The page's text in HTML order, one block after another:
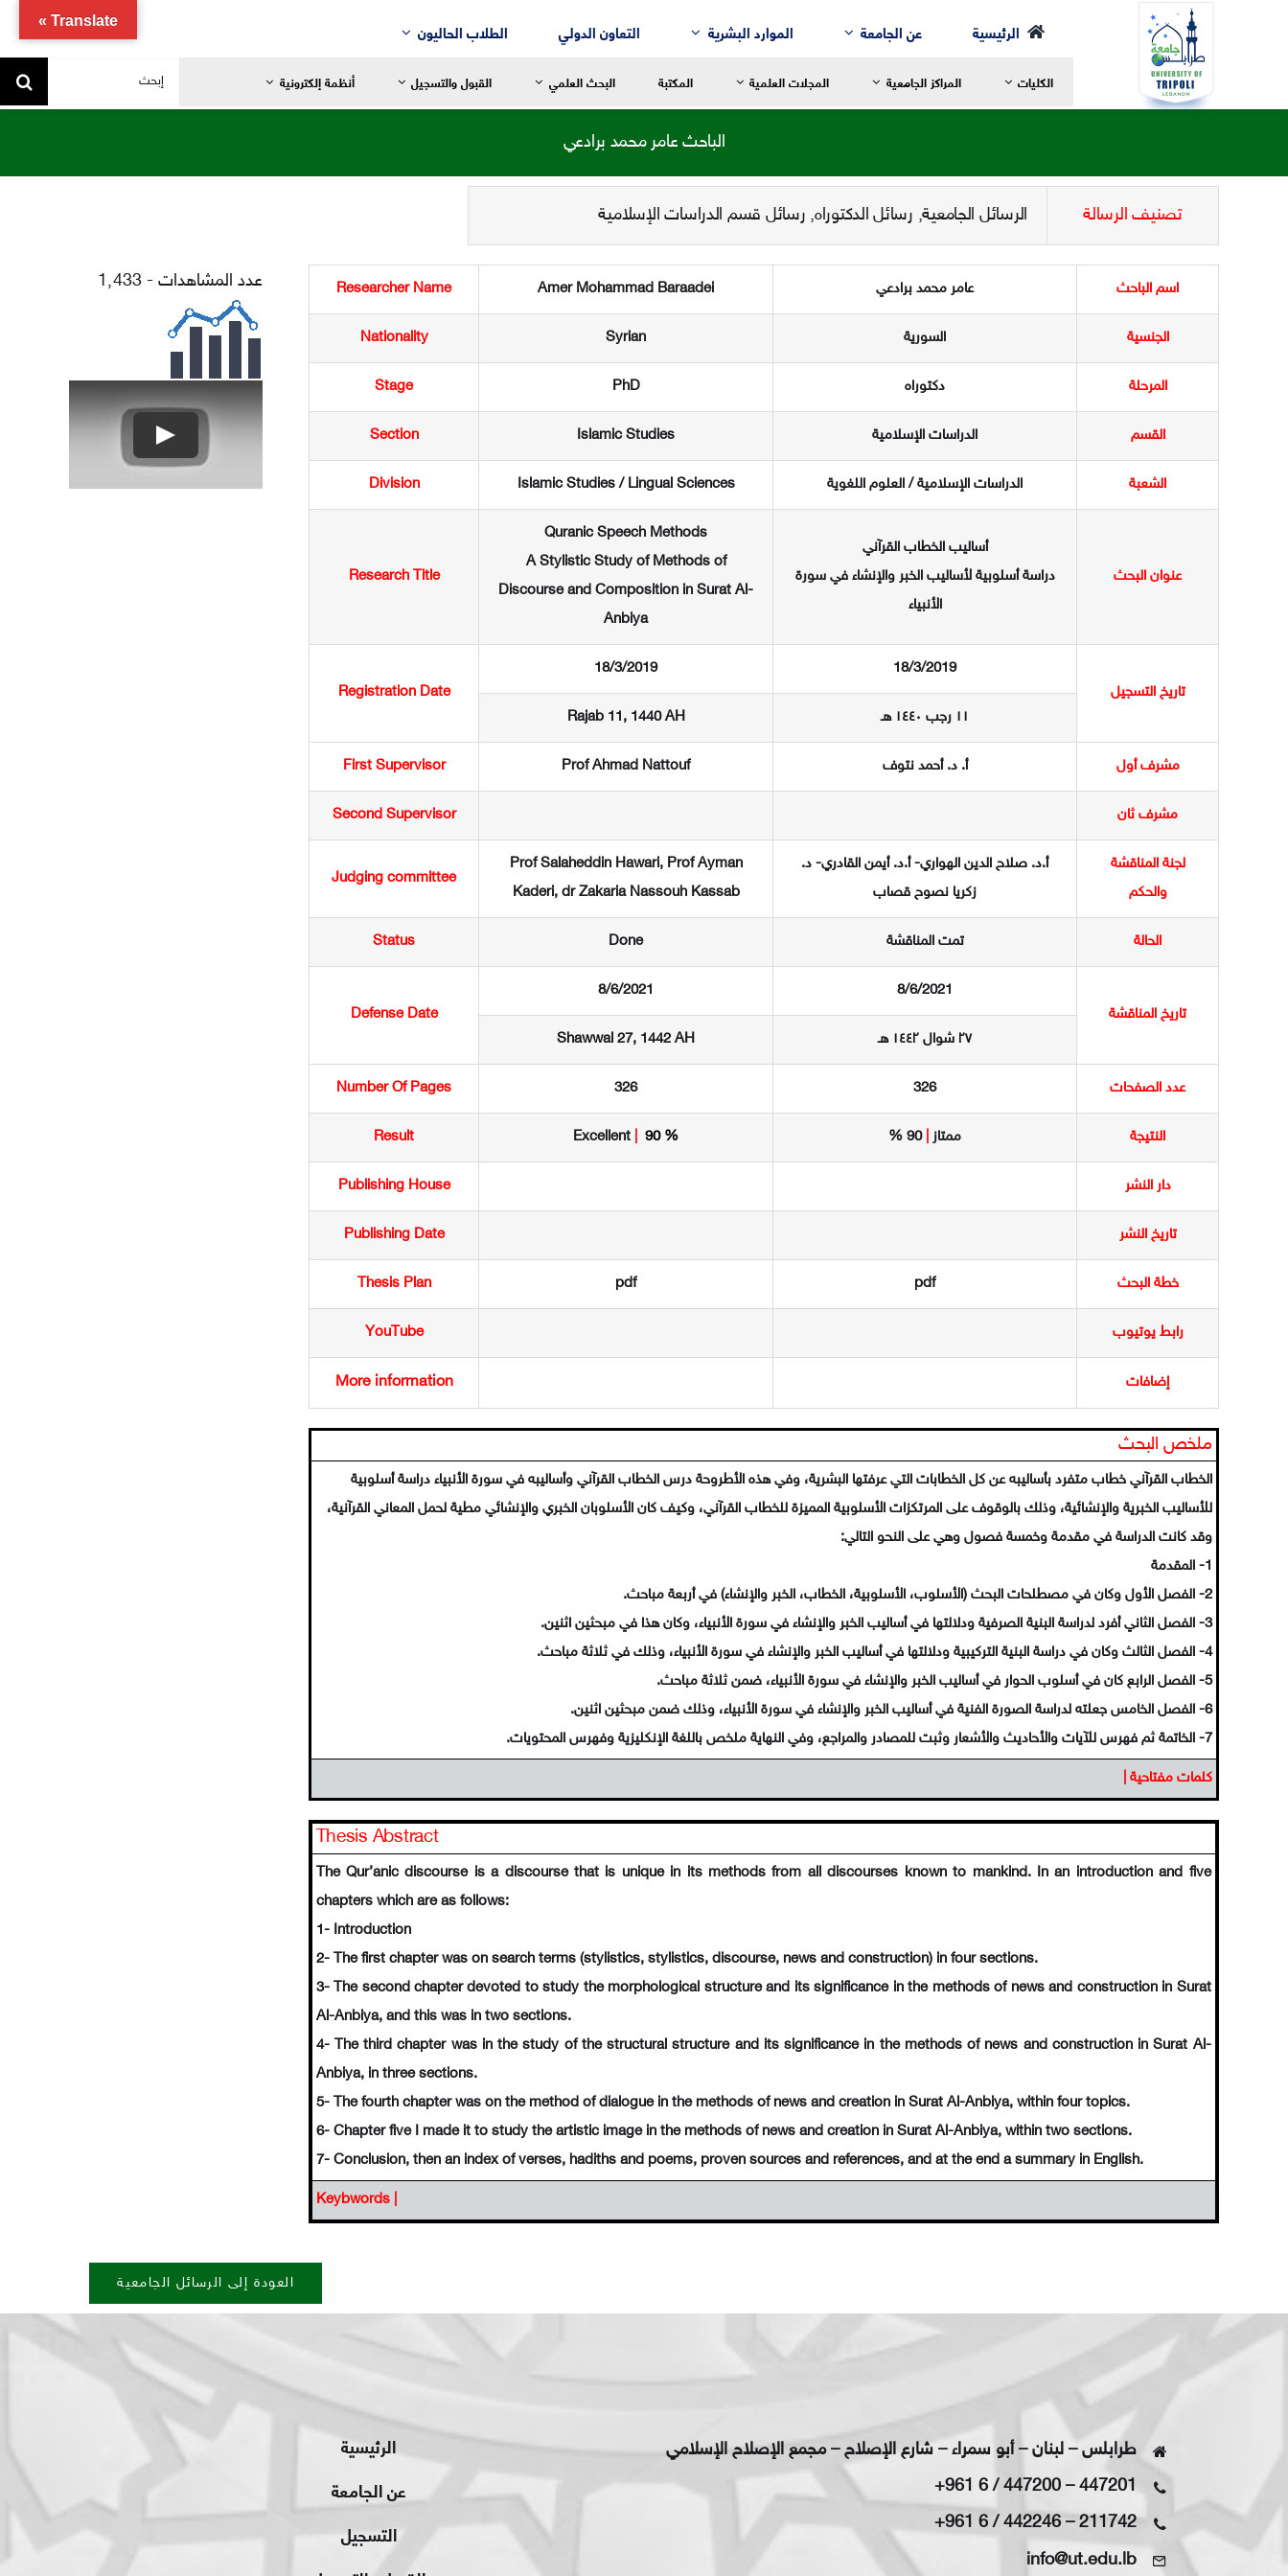
الرئيسية عن الجامعة الموارد البشرية التعاون الدولي الطلاب الحاليون
الكليات
مرحلة الإجازة
مرحلة الماجستير
الهيئة الأكاديمية
الهيكل التنظيمي لكلية الشريعة
التعليم والتعلم
اللغة العربية وآدابها
علم النفس
الفلسفة
قسم إدارة الأعمال
قسم التسويق
قسم المحاسبة
قسم نُظُم المعلومات الإدارية
التربية الحضانية
التربية الابتدائية
التربية الخاصة
التربية الرياضية
المراكز الجامعية المجلات العلمية المكتبة البحث العلمي القبول والتسجيل أنظمة إلكترونية
البحث
عن:
الباحث عامر محمد برادعي
تصنيف الرسالة الرسائل الجامعية, رسائل الدكتوراه, رسائل قسم الدراسات الإسلامية
اسم الباحث عامر محمد برادعي Amer Mohammad Baraadei
Researcher Name
الجنسية السورية Syrian
Nationality
المرحلة دكتوراه PhD
Stage
القسم الدراسات الإسلامية Islamic Studies
Section
الشعبة الدراسات الإسلامية / العلوم اللغوية Islamic Studies / Lingual Sciences
Division
عنوان البحث
أساليب الخطاب القرآني
دراسة أسلوبية لأساليب الخبر والإنشاء في سورة
الأنبياء
Quranic Speech Methods
A Stylistic Study of Methods of
Discourse and Composition in Surat Al-
Anbiya
Research Title
تاريخ التسجيل
18/3/2019
18/3/2019
Registration Date
١١ رجب ١٤٤٠ هـ
Rajab 11, 1440 AH
مشرف أول أ. د. أحمد نتوف Prof Ahmad Nattouf
First Supervisor
مشرف ثان Second Supervisor
لجنة المناقشة
والحكم
أ.د. صلاح الدين الهواري- أ.د. أيمن القادري- د.
زكريا نصوح قصاب
Prof Salaheddin Hawari, Prof Ayman
Kaderi, dr Zakaria Nassouh Kassab
Judging committee
الحالة تمت المناقشة Done
Status
تاريخ المناقشة
8/6/2021
8/6/2021
Defense Date
٢٧ شوال ١٤٤٢ هـ
Shawwal 27, 1442 AH
عدد الصفحات 326
326
Number Of Pages
النتيجة ممتاز 90 %
%
Excellent 90
Result
دار النشر Publishing House
تاريخ النشر Publishing Date
خطة البحث pdf
pdf
Thesis Plan
رابط يوتيوب YouTube
إضافات More information
عدد المشاهدات - 1٬433
Play
ملخص البحث
الخطاب القرآني خطاب متفرد بأساليبه عن كل الخطابات التي عرفتها البشرية، وفي هذه الأطروحة درس الخطاب القرآني وأساليبه في سورة الأنبياء دراسة أسلوبية
للأساليب الخبرية والإنشائية، وذلك بالوقوف على المرتكزات الأسلوبية المميزة للخطاب القرآني، وكيف كان الأسلوبان الخبري والإنشائي مطية لحمل المعاني القرآنية،
وقد كانت الدراسة في مقدمة وخمسة فصول وهي على النحو التالي:
1- المقدمة
2- الفصل الأول وكان في مصطلحات البحث (الأسلوب، الأسلوبية، الخطاب، الخبر والإنشاء) في أربعة مباحث.
3- الفصل الثاني أفرد لدراسة البنية الصرفية ودلالتها في أساليب الخبر والإنشاء في سورة الأنبياء، وكان هذا في مبحثين اثنين.
4- الفصل الثالث وكان في دراسة البنية التركيبية ودلالتها في أساليب الخبر والإنشاء في سورة الأنبياء، وذلك في ثلاثة مباحث.
5- الفصل الرابع كان في أسلوب الحوار في أساليب الخبر والإنشاء في سورة الأنبياء، ضمن ثلاثة مباحث.
6- الفصل الخامس جعلته لدراسة الصورة الفنية في أساليب الخبر والإنشاء في سورة الأنبياء، وذلك ضمن مبحثين اثنين.
7- الخاتمة ثم فهرس للآيات والأحاديث والأشعار وثبت للمصادر والمراجع، وفي النهاية ملخص باللغة الإنكليزية وفهرس المحتويات.
كلمات مفتاحية |
Thesis Abstract
The Qur’anic discourse is a discourse that is unique in its methods from all discourses known to mankind. In an introduction and five
chapters which are as follows:
1- Introduction
2- The first chapter was on search terms (stylistics, stylistics, discourse, news and construction) in four sections.
3- The second chapter devoted to study the morphological structure and its significance in the methods of news and construction in Surat
Al-Anbiya, and this was in two sections.
4- The third chapter was in the study of the structural structure and its significance in the methods of news and construction in Surat Al-
Anbiya, in three sections.
5- The fourth chapter was on the method of dialogue in the methods of news and creation in Surat Al-Anbiya, within four topics.
6- Chapter five I made it to study the artistic image in the methods of news and creation in Surat Al-Anbiya, within two sections.
7- Conclusion, then an index of verses, hadiths and poems, proven sources and references, and at the end a summary in English.
Keybwords |
العودة إلى الرسائل الجامعية
طرابلس – لبنان – أبو سمراء – شارع الإصلاح – مجمع الإصلاح الإسلامي
+961 6 / 447200–447201
+961 6 / 442246–211742
info@ut.edu.lb
الرئيسية
عن الجامعة
التسجيل
Translate »